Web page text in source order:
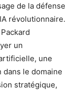
de la défense
révolutionnaire.
un
une
le domaine
stratégique,